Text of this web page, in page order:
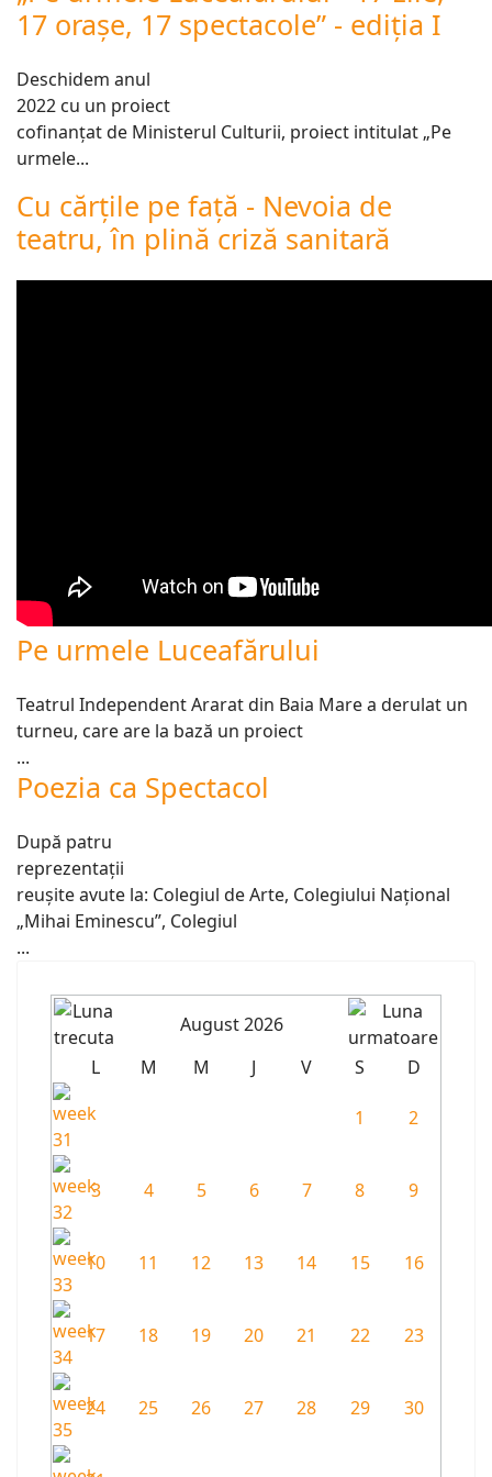
17 orașe, 17 spectacole” - ediția I
Deschidem anul
2022 cu un proiect
cofinanțat de Ministerul Culturii, proiect intitulat „Pe
urmele...
Cu cărțile pe față - Nevoia de
teatru, în plină criză sanitară
Pe urmele Luceafărului
Teatrul Independent Ararat din Baia Mare a derulat un
turneu, care are la bază un proiect
...
Poezia ca Spectacol
După patru
reprezentații
reușite avute la: Colegiul de Arte, Colegiului Național
„Mihai Eminescu”, Colegiul
...
August 2026
L
M M J V S D
1 2
3 4 5 6 7 8 9
10 11 12 13 14 15 16
17 18 19 20 21 22 23
24 25 26 27 28 29 30